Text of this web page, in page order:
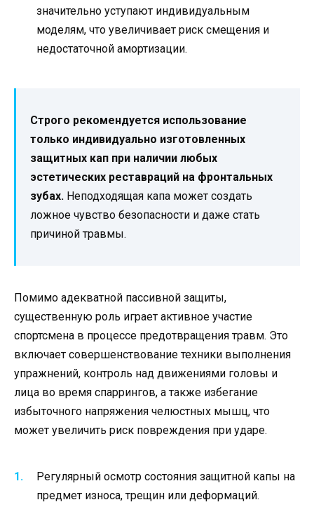
значительно уступают индивидуальным
моделям, что увеличивает риск смещения и
недостаточной амортизации.
Строго рекомендуется использование
только индивидуально изготовленных
защитных кап при наличии любых
эстетических реставраций на фронтальных
зубах. Неподходящая капа может создать
ложное чувство безопасности и даже стать
причиной травмы.
Помимо адекватной пассивной защиты,
существенную роль играет активное участие
спортсмена в процессе предотвращения травм. Это
включает совершенствование техники выполнения
упражнений, контроль над движениями головы и
лица во время спаррингов, а также избегание
избыточного напряжения челюстных мышц, что
может увеличить риск повреждения при ударе.
Регулярный осмотр состояния защитной капы на
предмет износа, трещин или деформаций.